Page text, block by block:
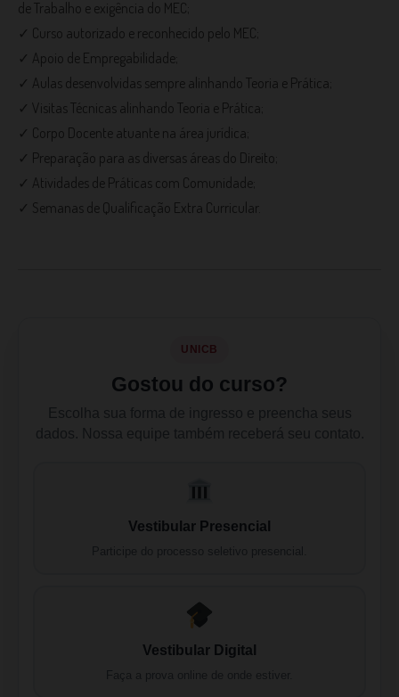
de Trabalho e exigência do MEC;
✓ Curso autorizado e reconhecido pelo MEC;
✓ Apoio de Empregabilidade;
✓ Aulas desenvolvidas sempre alinhando Teoria e Prática;
✓ Visitas Técnicas alinhando Teoria e Prática;
✓ Corpo Docente atuante na área jurídica;
✓ Preparação para as diversas áreas do Direito;
✓ Atividades de Práticas com Comunidade;
✓ Semanas de Qualificação Extra Curricular.
UNICB
Gostou do curso?
Escolha sua forma de ingresso e preencha seus
dados. Nossa equipe também receberá seu contato.
Vestibular Presencial
Vestibular Digital